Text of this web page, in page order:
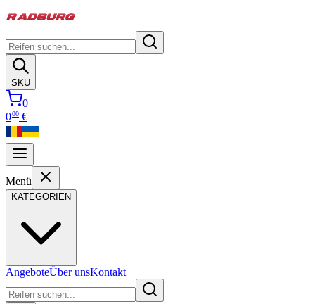
SKU
0
000 €
Menü
KATEGORIEN
AngeboteÜber unsKontakt